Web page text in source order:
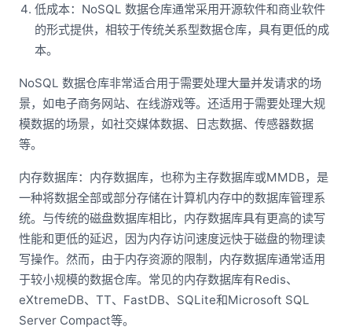
低成本：NoSQL 数据仓库通常采用开源软件和商业软件
的形式提供，相较于传统关系型数据仓库，具有更低的成
本。
NoSQL 数据仓库非常适合用于需要处理大量并发请求的场
景，如电子商务网站、在线游戏等。还适用于需要处理大规
模数据的场景，如社交媒体数据、日志数据、传感器数据
等。
内存数据库：内存数据库，也称为主存数据库或MMDB，是
一种将数据全部或部分存储在计算机内存中的数据库管理系
统。与传统的磁盘数据库相比，内存数据库具有更高的读写
性能和更低的延迟，因为内存访问速度远快于磁盘的物理读
写操作。然而，由于内存资源的限制，内存数据库通常适用
于较小规模的数据仓库。常见的内存数据库有Redis、
eXtremeDB、TT、FastDB、SQLite和Microsoft SQL
Server Compact等。